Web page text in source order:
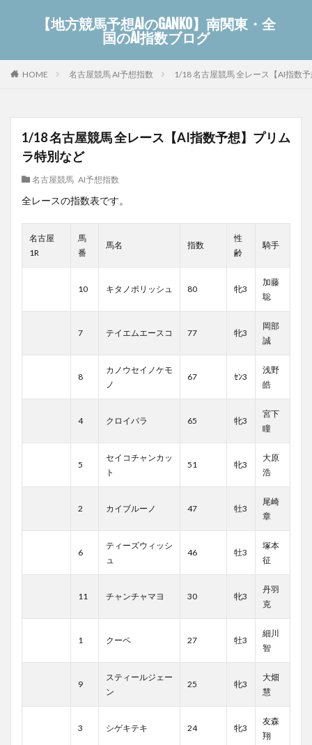
【地方競馬予想AIのGANKO】南関東・全
国のAI指数ブログ
HOME 名古屋競馬 AI予想指数 1/18 名古屋競馬 全レース【AI指数
1/18 名古屋競馬 全レース【AI指数予想】プリム
ラ特別など
名古屋競馬 AI予想指数
全レースの指数表です。
名古屋
1R
馬
番
馬名 指数
性
齢
騎手
10 キタノポリッシュ 80 牝3
加藤
聡
7 テイエムエースコ 77 牝3
岡部
誠
8
カノウセイノケモ
ノ
67 ｾﾝ3
浅野
皓
4 クロイバラ 65 牝3
宮下
瞳
5
セイコチャンカッ
ト
51 牝3
大原
浩
2 カイブルーノ 47 牡3
尾崎
章
6
ティーズウィッシ
ュ
46 牡3
塚本
征
11 チャンチャマヨ 30 牝3
丹羽
克
1 クーペ 27 牡3
細川
智
9
スティールジェー
ン
25 牝3
大畑
慧
3 シゲキテキ 24 牝3
友森
翔